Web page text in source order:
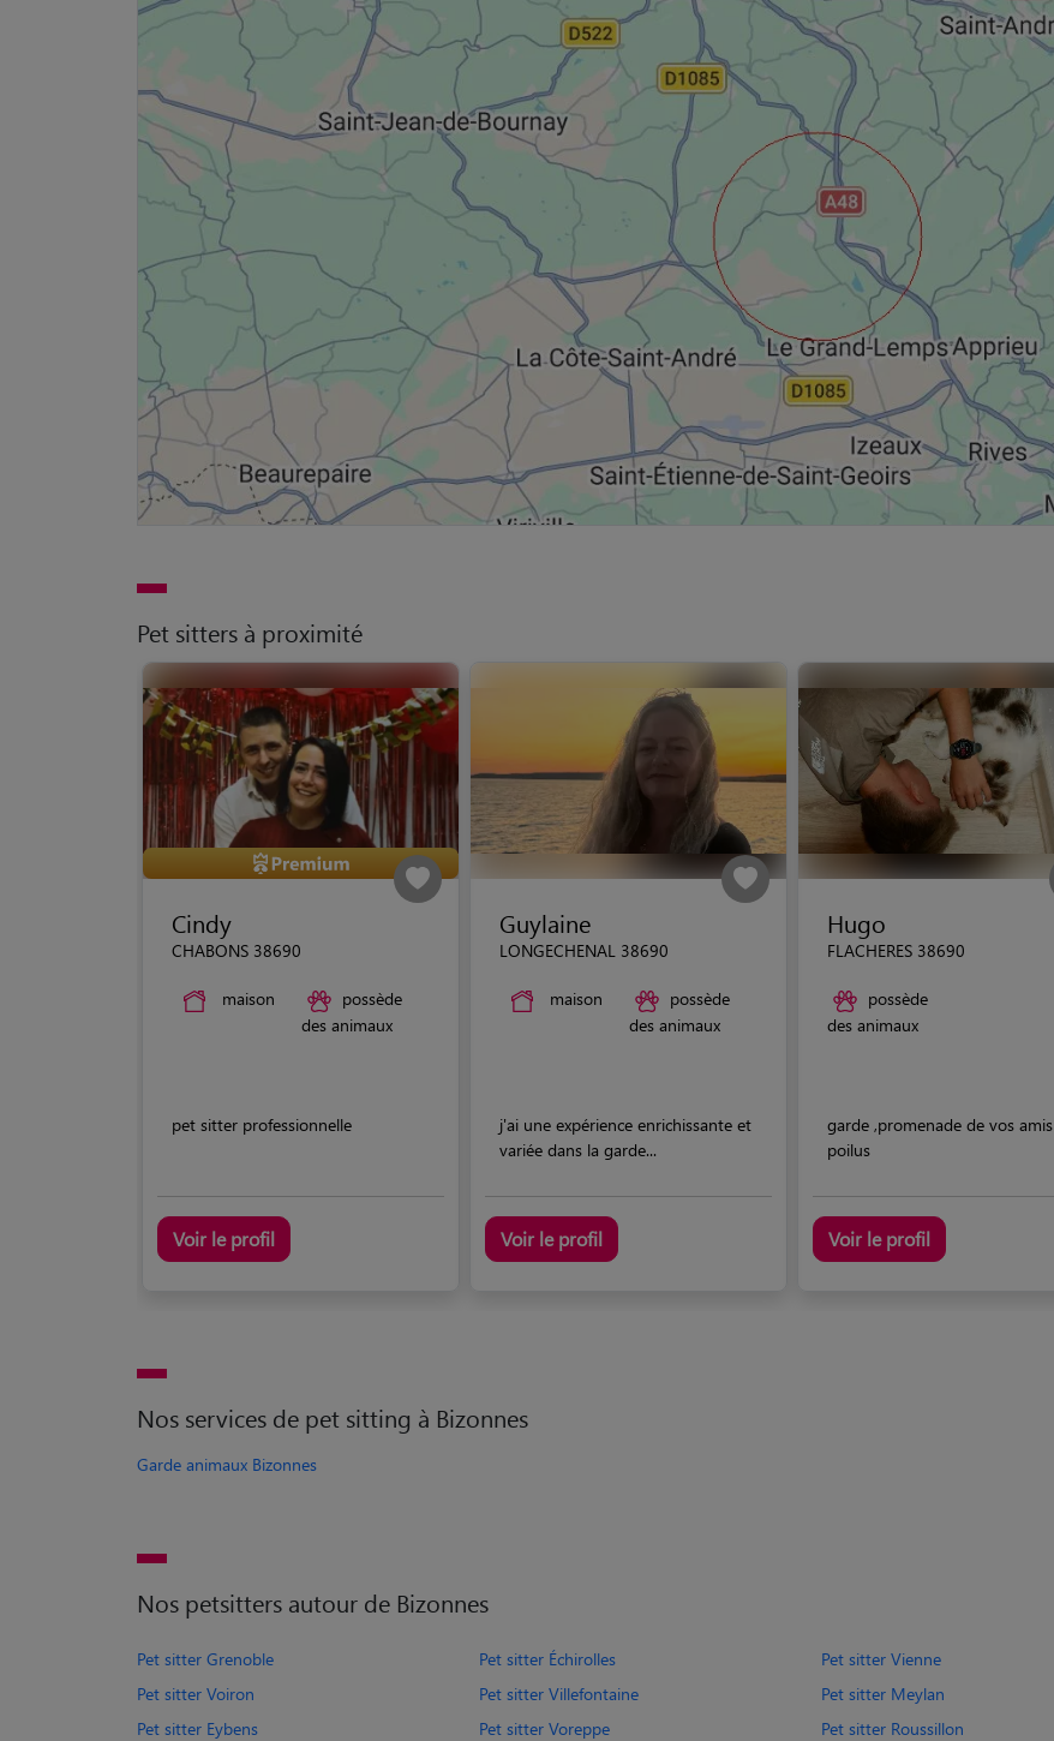
Pet sitters à proximité
Cindy
CHABONS 38690
maison
possède
des animaux
pet sitter professionnelle
Voir le profil
Guylaine
LONGECHENAL 38690
maison
possède
des animaux
j'ai une expérience enrichissante et
variée dans la garde...
Voir le profil
Hugo
FLACHERES 38690
possède
des animaux
garde ,promenade de vos amis
poilus
Voir le profil
Nos services de pet sitting à Bizonnes
Garde animaux Bizonnes
Nos petsitters autour de Bizonnes
Pet sitter Grenoble Pet sitter Échirolles Pet sitter Vienne
Pet sitter Voiron
Pet sitter Villefontaine Pet sitter Meylan
Pet sitter Eybens
Pet sitter Voreppe Pet sitter Roussillon